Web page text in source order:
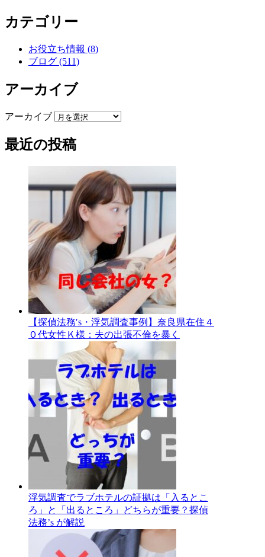
カテゴリー
お役立ち情報 (8)
ブログ (511)
アーカイブ
アーカイブ
最近の投稿
【探偵法務′s・浮気調査事例】奈良県在住４
０代女性Ｋ様：夫の出張不倫を暴く
浮気調査でラブホテルの証拠は「入るとこ
ろ」と「出るところ」どちらが重要？探偵
法務’s が解説